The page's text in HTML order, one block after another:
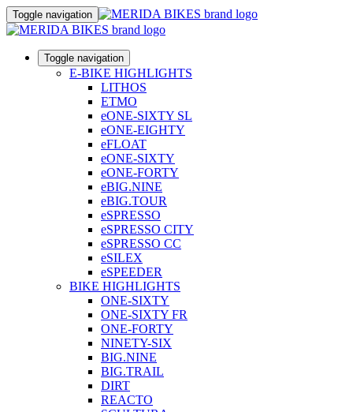
Toggle navigation
Toggle navigation
E-BIKE HIGHLIGHTS
LITHOS
ETMO
eONE-SIXTY SL
eONE-EIGHTY
eFLOAT
eONE-SIXTY
eONE-FORTY
eBIG.NINE
eBIG.TOUR
eSPRESSO
eSPRESSO CITY
eSPRESSO CC
eSILEX
eSPEEDER
BIKE HIGHLIGHTS
ONE-SIXTY
ONE-SIXTY FR
ONE-FORTY
NINETY-SIX
BIG.NINE
BIG.TRAIL
DIRT
REACTO